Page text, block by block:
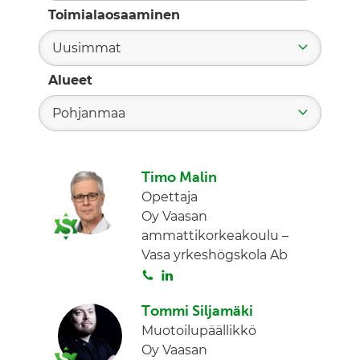
Toimialaosaaminen
Uusimmat
Alueet
Pohjanmaa
Timo Malin
Opettaja
Oy Vaasan
ammattikorkeakoulu –
Vasa yrkeshögskola Ab
S
i
t
a
n
k
e
Tommi Siljamäki
Muotoilupäällikkö
Oy Vaasan